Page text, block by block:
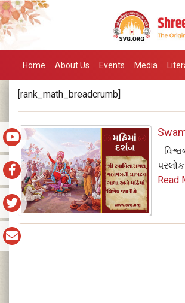
Home About Us Events Media
[rank_math_breadcrumb]
Read